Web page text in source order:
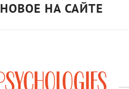
НОВОЕ НА САЙТЕ